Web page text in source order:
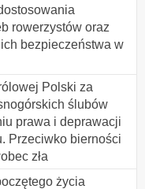
rowerzystów oraz
bezpieczeństwa w
Polski za
ślubów
prawa i deprawacji
Przeciwko bierności
zła
życia